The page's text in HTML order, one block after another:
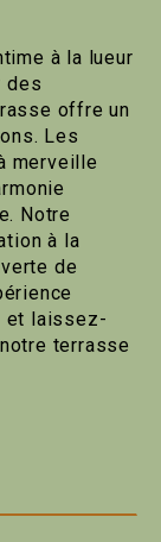
à la lueur
des
offre un
Les
merveille
Notre
à la
de
et laissez-
terrasse